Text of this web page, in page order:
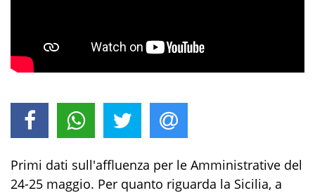
Primi dati sull'affluenza per le Amministrative del
24-25 maggio. Per quanto riguarda la Sicilia, a